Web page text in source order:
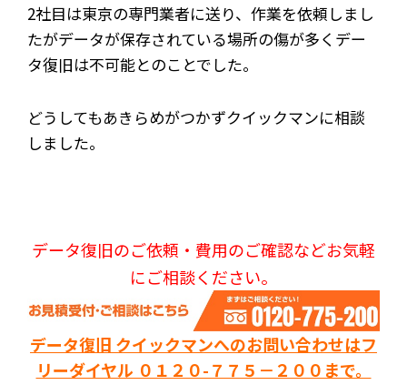
2社目は東京の専門業者に送り、作業を依頼しまし
たがデータが保存されている場所の傷が多くデー
タ復旧は不可能とのことでした。
どうしてもあきらめがつかずクイックマンに相談
しました。
データ復旧のご依頼・費用のご確認などお気軽
にご相談ください。
データ復旧 クイックマンへのお問い合わせはフ
リーダイヤル ０１２０-７７５－２００まで。